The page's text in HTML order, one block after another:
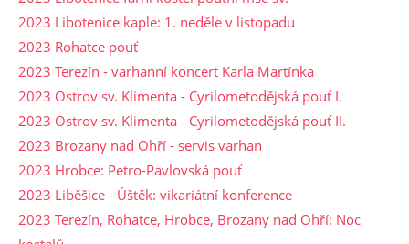
2023 Libotenice kaple: 1. neděle v listopadu
2023 Rohatce pouť
2023 Terezín - varhanní koncert Karla Martínka
2023 Ostrov sv. Klimenta - Cyrilometodějská pouť I.
2023 Ostrov sv. Klimenta - Cyrilometodějská pouť II.
2023 Brozany nad Ohří - servis varhan
2023 Hrobce: Petro-Pavlovská pouť
2023 Liběšice - Úštěk: vikariátní konference
2023 Terezín, Rohatce, Hrobce, Brozany nad Ohří: Noc